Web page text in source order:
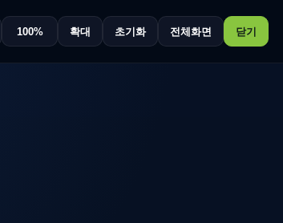
100% 확대 초기화 전체화면 닫기